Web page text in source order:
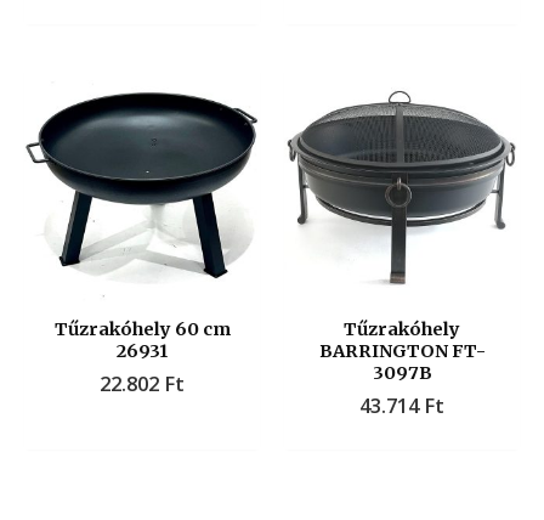
Tűzrakóhely 60 cm
26931
22.802 Ft
Tűzrakóhely
BARRINGTON FT-
3097B
43.714 Ft